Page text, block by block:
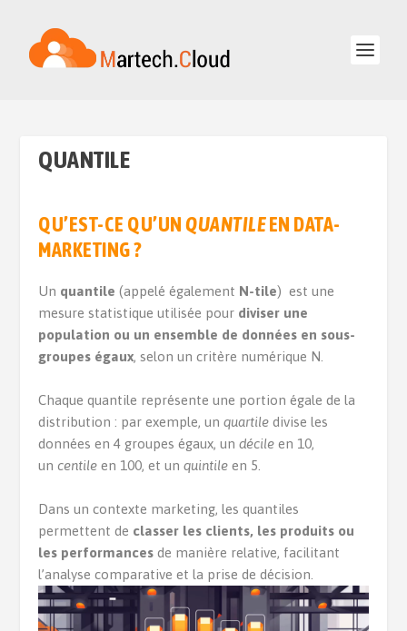
QUANTILE
QU’EST-CE QU’UNQUANTILEEN DATA-
MARKETING ?
Un quantile (appelé également N-tile) est une
mesure statistique utilisée pour diviser une
population ou un ensemble de données en sous-
groupes égaux, selon un critère numérique N.
Chaque quantile représente une portion égale de la
distribution : par exemple, unquartile divise les
données en 4 groupes égaux, undécile en 10,
uncentile en 100, et unquintile en 5.
Dans un contexte marketing, les quantiles
permettent de classer les clients, les produits ou
les performances de manière relative, facilitant
l’analyse comparative et la prise de décision.